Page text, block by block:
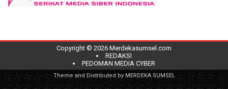
Copyright © 2026 Merdekasumsel.com
REDAKSI
PEDOMAN MEDIA CYBER
Theme and Distributed by MERDEKA SUMSEL